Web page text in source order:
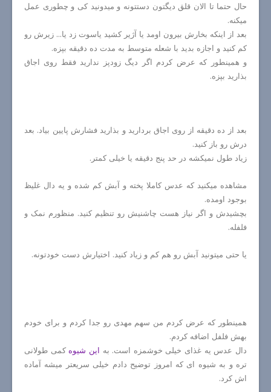
حال حتما تا الان قلق دیگتون دستتونه و میدونید کی و چطوری عمل
میکنه.
بعد از اینکه بخارش بیرون اومد یا آژیر کشید یاسوت زد یا... زیرش رو
کم کنید و اجازه بدید با شعله متوسط به مدت ده دقیقه بپزه.
و همینطور که عرض کردم اگر دیگ زودپز ندارید فقط روی اجاق
بذارید بپزه.
بعد از ده دقیقه از روی اجاق بردارید و بذارید فشارش پایین بیاد. بعد
درش رو باز کنید.
زیاد طول نمیکشه در حد پنج دقیقه یا خیلی کمتر.
مشاهده میکنید که عدس کاملا پخته و آبش کم شده و یه دال غلیظ
بوجود اومده.
بچشیدش و اگر نیاز هست چاشنیش رو تنظیم کنید. منظورم نمک و
فلفله.
یا حتی میتونید آبش رو هم کم و زیاد کنید. اختیارش دست خودتونه.
همینطور که عرض کردم من سهم مهدی رو جدا کردم و برای خودم
بهش فلفل اضافه کردم.
دال عدس یه غذای خیلی خوشمزه است. به این شیوه کمی طولانی
تره و به شیوه ای که امروز توضیح دادم خیلی سریعتر میشه آماده
اش کرد.